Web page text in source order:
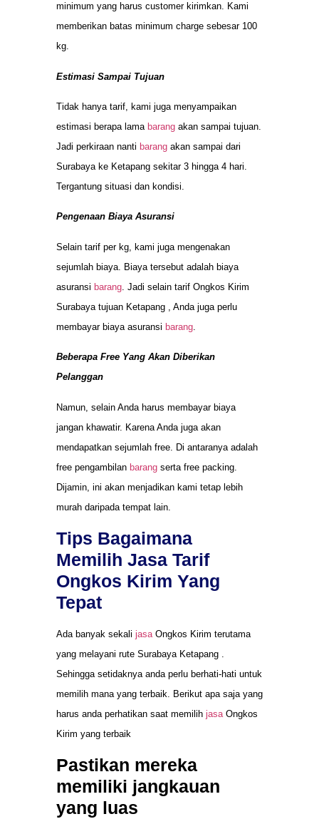
minimum yang harus customer kirimkan. Kami
memberikan batas minimum charge sebesar 100
kg.
Estimasi Sampai Tujuan
Tidak hanya tarif, kami juga menyampaikan
estimasi berapa lama barang akan sampai tujuan.
Jadi perkiraan nanti barang akan sampai dari
Surabaya ke Ketapang sekitar 3 hingga 4 hari.
Tergantung situasi dan kondisi.
Pengenaan Biaya Asuransi
Selain tarif per kg, kami juga mengenakan
sejumlah biaya. Biaya tersebut adalah biaya
asuransi barang . Jadi selain tarif Ongkos Kirim
Surabaya tujuan Ketapang , Anda juga perlu
membayar biaya asuransi barang
Beberapa Free Yang Akan Diberikan
Pelanggan
Namun, selain Anda harus membayar biaya
jangan khawatir. Karena Anda juga akan
mendapatkan sejumlah free. Di antaranya adalah
free pengambilan barang serta free packing.
Dijamin, ini akan menjadikan kami tetap lebih
murah daripada tempat lain.
Tips Bagaimana
Memilih Jasa Tarif
Ongkos Kirim Yang
Tepat
Ada banyak sekali jasaOngkos Kirim terutama
yang melayani rute Surabaya Ketapang .
Sehingga setidaknya anda perlu berhati-hati untuk
memilih mana yang terbaik. Berikut apa saja yang
harus anda perhatikan saat memilih jasaOngkos
Kirim yang terbaik
Pastikan mereka
memiliki jangkauan
yang luas